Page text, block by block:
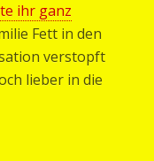
ihr ganz
Fett in den
verstopft
lieber in die